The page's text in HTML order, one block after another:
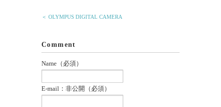
＜ OLYMPUS DIGITAL CAMERA
Comment
Name（必須）
E-mail：非公開（必須）